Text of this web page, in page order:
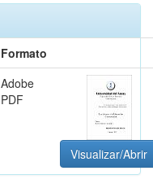
Formato
Adobe
PDF
Visualizar/Abrir